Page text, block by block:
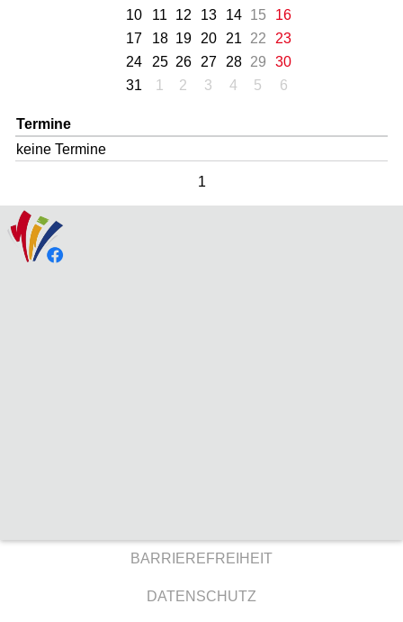
10
11 12 13 14 15
16
17
18 19 20 21 22
23
24
25 26 27 28 29
30
31
1 2 3 4 5 6
Termine
keine Termine
1
BARRIEREFREIHEIT
DATENSCHUTZ